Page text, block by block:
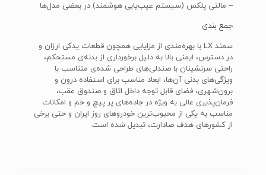
– مالتی پلکس (سیستم عیب‌یابی هوشمند) در بعضی مدل‌ها
جمع بندی
سمند LX با بهره‌مندی از مزایایی همچون قطعات یدکی ارزان و
در دسترس، ایمنی بالا به دلیل برخورداری از بدنه‌ی مستحکم،
راحتی سرنشینان با صندلی‌های طراحی شده‌ی متناسب با
ویژگی‌های بدنی آن‌ها، ابعاد مناسب برای استفاده درون و
برون‌شهری، فضای قابل توجه داخل اتاق و صندوق عقب،
فرمان‌پذیری عالی به ویژه در جاده‌های پر پیچ و خم و امکانات
مناسب به یکی از محبوب‌ترین خودروهای روز ایران و حتی برخی
از کشورهای هدف صادارت، تبدیل شده است.